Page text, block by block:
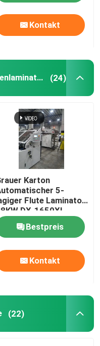
klebt
Kontakt
Hochgeschwindigkeits-Wellenlaminator (24)
Karton
5-
Flute Laminator
DX-1650XL
Bestpreis
Kontakt
(22)